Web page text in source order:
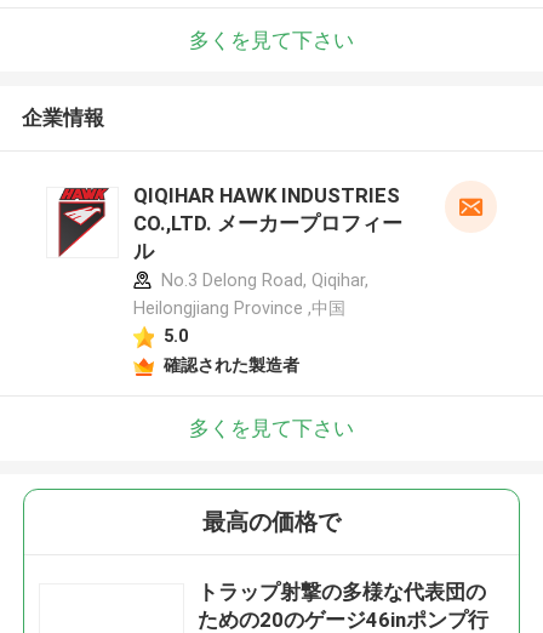
多くを見て下さい
企業情報
QIQIHAR HAWK INDUSTRIES
CO.,LTD. メーカープロフィー
ル
No.3 Delong Road, Qiqihar,
Heilongjiang Province ,中国
5.0
確認された製造者
多くを見て下さい
最高の価格で
トラップ射撃の多様な代表団の
ための20のゲージ46inポンプ行